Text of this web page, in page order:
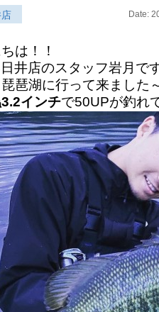
Date:
は！！
井店のスタッフ岩月で
琶湖に行って来ました
インチで50UPが釣れ